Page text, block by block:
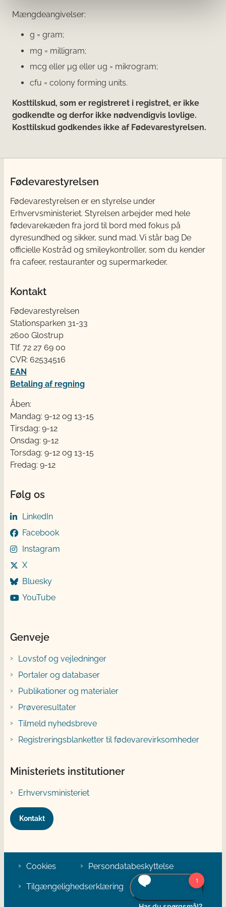
Mængdeangivelser:
g = gram;
mg = milligram;
mcg eller μg eller ug = mikrogram;
cfu = colony forming units.
Kosttilskud, som er registreret i registret, er ikke
godkendte og derfor ikke nødvendigvis lovlige.
Kosttilskud godkendes ikke af Fødevarestyrelsen.
Fødevarestyrelsen
Fødevarestyrelsen er en styrelse under
Erhvervsministeriet. Styrelsen arbejder med hele
fødevarekæden fra jord til bord med fokus på
dyresundhed og sikker, sund mad. Vi står bag De
officielle Kostråd og smileykontroller, som du kender
fra cafeer, restauranter og supermarkeder.
Kontakt
Fødevarestyrelsen
Stationsparken 31-33
2600 Glostrup
Tlf. 72 2​​​7 69 00
CVR: 62534516
EAN
Betaling af regning
Åben:
Mandag: 9-12 og 13-15
Tirsdag: 9-12
Onsdag: 9-12
Torsdag: 9-12 og 13-15
Fredag: 9-12
Følg os
LinkedIn
Facebook
Instagram
X
Bluesky
YouTube
Genveje
Lovstof og vejledninger
Portaler og databaser
Publikationer og materialer
Prøveresultater
Tilmeld nyhedsbreve
Registreringsblanketter til fødevarevirksomheder
Ministeriets institutioner
Erhvervsministeriet
Kontakt
Cookies Persondatabeskyttelse
Tilgængelighedserklæring